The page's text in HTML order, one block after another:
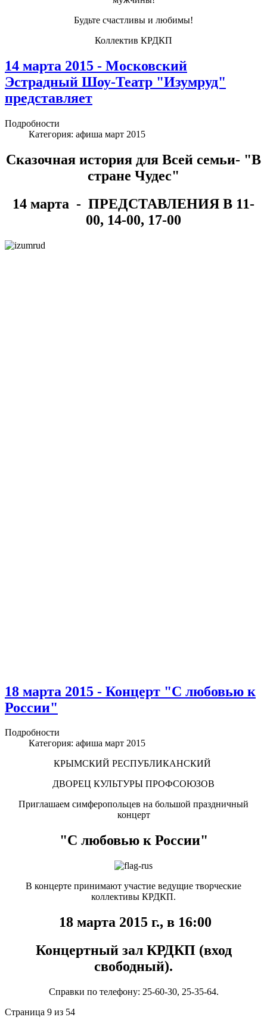
Будьте счастливы и любимы!
Коллектив КРДКП
14 марта 2015 - Московский
Эстрадный Шоу-Театр "Изумруд"
представляет
Подробности
Категория: афиша март 2015
Сказочная история для Всей семьи- "В
стране Чудес"
14 марта - ПРЕДСТАВЛЕНИЯ В 11-
00, 14-00, 17-00
18 марта 2015 - Концерт "С любовью к
России"
Подробности
Категория: афиша март 2015
КРЫМСКИЙ РЕСПУБЛИКАНСКИЙ
ДВОРЕЦ КУЛЬТУРЫ ПРОФСОЮЗОВ
Приглашаем симферопольцев на большой праздничный
концерт
"С любовью к России"
В концерте принимают участие ведущие творческие
коллективы КРДКП.
18 марта 2015 г., в 16:00
Концертный зал КРДКП (вход
свободный).
Справки по телефону: 25-60-30, 25-35-64.
Страница 9 из 54